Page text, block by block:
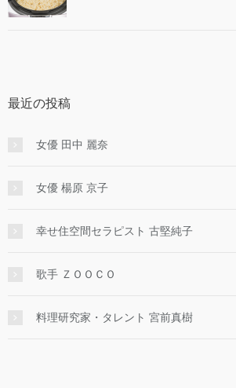
最近の投稿
女優 田中 麗奈
女優 楊原 京子
幸せ住空間セラピスト 古堅純子
歌手 ＺＯＯＣＯ
料理研究家・タレント 宮前真樹